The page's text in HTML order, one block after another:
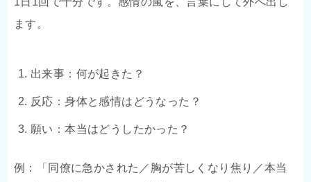
ます。
出来事：何が起きた？
反応：身体と感情はどうなった？
願い：本当はどうしたかった？
例：「同僚に急かされた／胸が苦しくなり焦り／本当